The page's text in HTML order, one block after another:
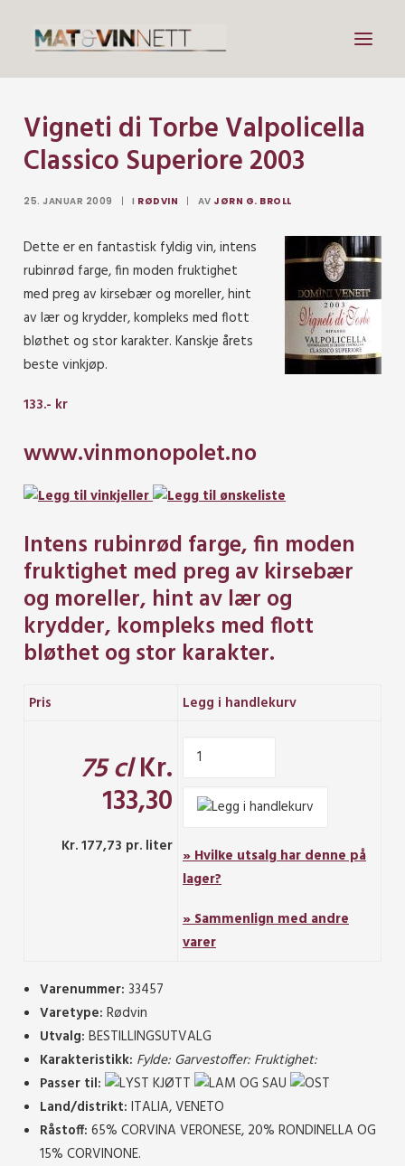
Mat
Drikke
Om vin
Om meg
Vigneti di Torbe Valpolicella
Classico Superiore 2003
25. JANUAR 2009 | I RØDVIN | AV JØRN G. BROLL
Dette er en fantastisk fyldig vin,intens
rubinrød farge, fin moden fruktighet
med preg av kirsebær og moreller, hint
av lær og krydder, kompleks med flott
bløthet og stor karakter. Kanskje årets
beste vinkjøp.
133.- kr
www.vinmonopolet.no
Intens rubinrød farge, fin moden
fruktighet med preg av kirsebær
og moreller, hint av lær og
krydder, kompleks med flott
bløthet og stor karakter.
Pris Legg i handlekurv
75 clKr.
133,30
Kr. 177,73 pr. liter » Hvilke utsalg har denne på
lager?
» Sammenlign med andre
varer
Varenummer: 33457
Varetype: Rødvin
Utvalg: BESTILLINGSUTVALG
Karakteristikk: Fylde: Garvestoffer: Fruktighet:
Passer til:
Land/distrikt: ITALIA, VENETO
Råstoff: 65% CORVINA VERONESE, 20% RONDINELLA OG
15% CORVINONE.